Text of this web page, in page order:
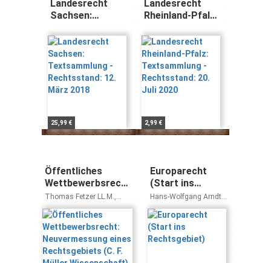
Landesrecht
Sachsen:
Rechtsstand: 12.
März 2018
25,99 €
Landesrecht
Rheinland-Pfalz:
Rechtsstand: 20.
Juli 2020
2,99 €
Öffentliches
Wettbewerbsrecht:
Neuvermessung
eines
Rechtsgebiets (C.
F. Müller
Wissenschaft)
Thomas Fetzer LL.M.,
Claudia Fuchs, Klaus
Ferdinand Gärditz, Gregor
Kirchhof, Stefan Korte,
Stefan Magen, Frank
Schorkopf, Alexander
Thiele, Sebastian Unger,
Europarecht
(Start ins
Rechtsgebiet)
Hans-Wolfgang Arndt,
Thomas Fetzer LL.M.,
Kristian Fischer